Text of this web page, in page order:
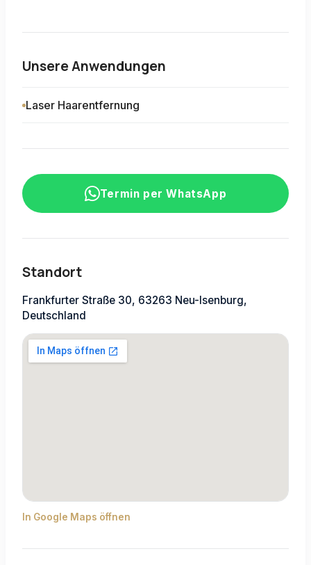
Unsere Anwendungen
Laser Haarentfernung
Termin per WhatsApp
Standort
Frankfurter Straße 30, 63263 Neu-Isenburg,
Deutschland
In Google Maps öffnen